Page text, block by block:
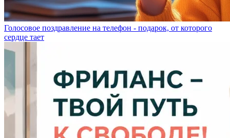
Голосовое поздравление на телефон - подарок, от которого
сердце тает